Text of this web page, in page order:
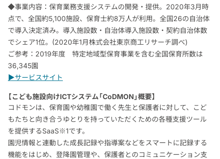
◆事業内容：保育業務支援システムの開発・提供。2020年3月時
点で、全国約5,100施設、保育士約8万人が利用。全国26の自治体
で導入決定済み。導入施設数・自治体導入施設数・契約自治体数
でシェア1位。(2020年1月株式会社東京商工リサーチ調べ)
ご参考：2019年度 特定地域型保育事業を含む全国保育所数は
36,345園
▶サービスサイト
【こども施設向けICTシステム「CoDMON」概要】
コドモンは、保育園や幼稚園で働く先生と保護者に対して、こど
もたちと向き合うゆとりを持っていただくための各種支援ツール
を提供するSaaS※1です。
園児情報と連動した成長記録や指導案などをスマートに記録する
機能をはじめ、登降園管理や、保護者とのコミュニケーション支